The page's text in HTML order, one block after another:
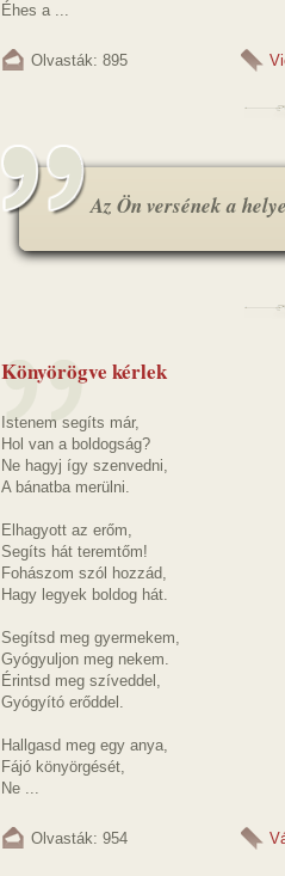
Éhes a ...
Olvasták: 895
Az Ön versének a
Könyörögve kérlek
Istenem segíts már,
Hol van a boldogság?
Ne hagyj így szenvedni,
A bánatba merülni.
Elhagyott az erőm,
Segíts hát teremtőm!
Fohászom szól hozzád,
Hagy legyek boldog hát.
Segítsd meg gyermekem,
Gyógyuljon meg nekem.
Érintsd meg szíveddel,
Gyógyító erőddel.
Hallgasd meg egy anya,
Fájó könyörgését,
Ne ...
Olvasták: 954